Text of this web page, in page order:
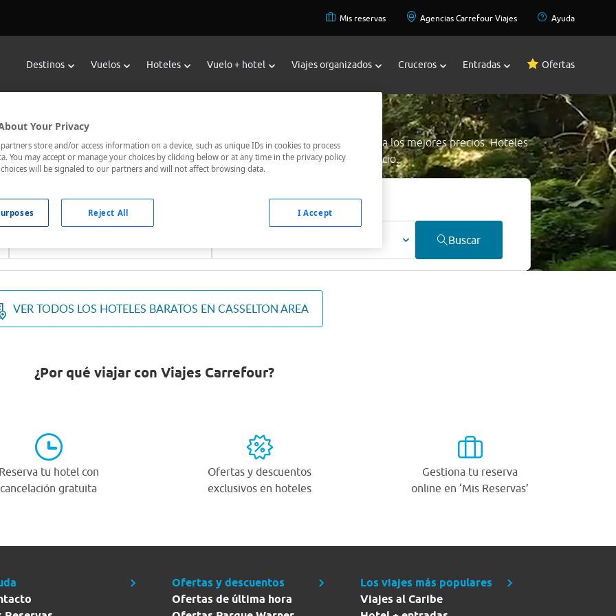
Mis reservas Agencias Carrefour Viajes Ayuda
Destinos Vuelos Hoteles Vuelo + hotel Viajes organizados Cruceros Entradas Ofertas
Hoteles en Casselton Area
de hoteles de Viajes Carrefour te ofrece hoteles baratos en Casselton Area a los mejores precios. Hoteles
comunicados, el hotel que busques nosotros te lo encontramos al mejor precio.
Fechas *
Buscar
VER TODOS LOS HOTELES BARATOS EN CASSELTON AREA
¿Por qué viajar con Viajes Carrefour?
Reserva tu hotel con
cancelación gratuita
Ofertas y descuentos
exclusivos en hoteles
Gestiona tu reserva
online en ‘Mis Reservas’
Ofertas y descuentos
Ofertas de última hora
Los viajes más populares
Viajes al Caribe
Your Privacy
store and/or access information on a device, such as unique IDs in cookies to process
You may accept or manage your choices by clicking below or at any time in the privacy policy
choices will be signaled to our partners and will not affect browsing data.
Reject All I Accept